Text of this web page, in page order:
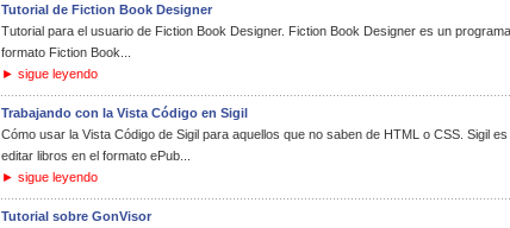
Tutorial de Fiction Book Designer
Tutorial para el usuario de Fiction Book Designer. Fiction Book Designer es un
formato Fiction Book...
► sigue leyendo
Trabajando con la Vista Código en Sigil
Cómo usar la Vista Código de Sigil para aquellos que no saben de HTML o CSS. Sigil
editar libros en el formato ePub...
► sigue leyendo
Tutorial sobre GonVisor